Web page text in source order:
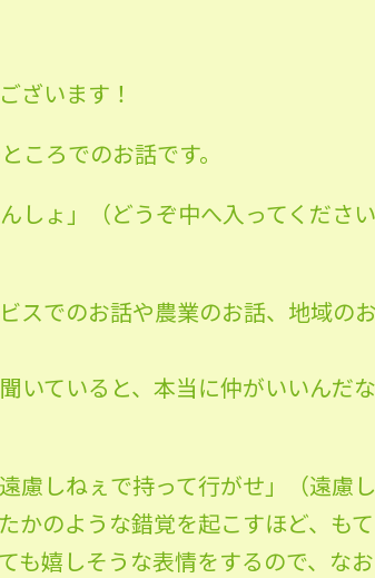
ざいます！
ころでのお話です。
しょ」（どうぞ中へ入ってくださ
スでのお話や農業のお話、地域の
いていると、本当に仲がいいんだ
慮しねぇで持って行がせ」（遠慮
かのような錯覚を起こすほど、もて
嬉しそうな表情をするので、なお